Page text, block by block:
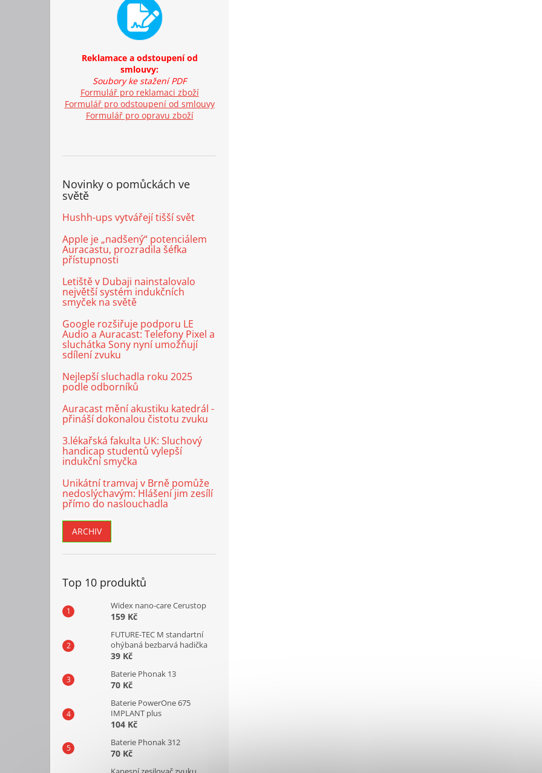
Reklamace a odstoupení od
smlouvy:
Soubory ke stažení PDF
Formulář pro reklamaci zboží
Formulář pro odstoupení od smlouvy
Formulář pro opravu zboží
Novinky o pomůckách ve
světě
Hushh-ups vytvářejí tišší svět
Apple je „nadšený“ potenciálem
Auracastu, prozradila šéfka
přístupnosti
Letiště v Dubaji nainstalovalo
největší systém indukčních
smyček na světě
Google rozšiřuje podporu LE
Audio a Auracast: Telefony Pixel a
sluchátka Sony nyní umožňují
sdílení zvuku
Nejlepší sluchadla roku 2025
podle odborníků
Auracast mění akustiku katedrál -
přináší dokonalou čistotu zvuku
3.lékařská fakulta UK: Sluchový
handicap studentů vylepší
indukční smyčka
Unikátní tramvaj v Brně pomůže
nedoslýchavým: Hlášení jim zesílí
přímo do naslouchadla
ARCHIV
Top 10 produktů
Widex nano-care Cerustop
159 Kč
FUTURE-TEC M standartní
ohýbaná bezbarvá hadička
39 Kč
Baterie Phonak 13
70 Kč
Baterie PowerOne 675
IMPLANT plus
104 Kč
Baterie Phonak 312
70 Kč